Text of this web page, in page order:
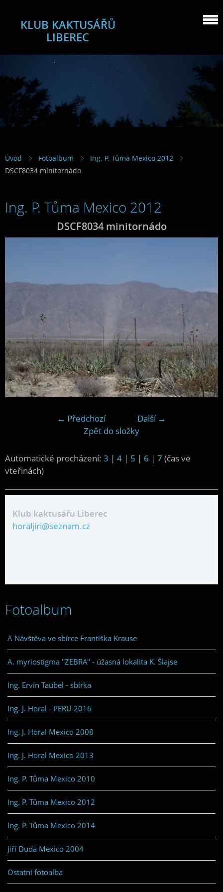
KLUB KAKTUSÁŘŮ
LIBEREC
Úvod Fotoalbum
Ing. P. Tůma Mexico 2012
DSCF8034 minitornádo
Ing. P. Tůma Mexico 2012
DSCF8034 minitornádo
← Předchozí
Další →
Zpět do složky
Automatické procházení: 3 | 4 | 5 | 6 | 7 (čas ve
vteřinách)
Klub kaktusářu Liberec
horaljiri@seznam.cz
Fotoalbum
A Návštěva ve sbírce Františka Krause
A. myriostigma "ZEBRA" - úžasná lokalita K. Šlajse
Ing. Ervín Taübel - sbírka
Ing. J. Horal - PERU 2016
Ing. J. Horal Mexico 2008
Ing. J. Horal Mexico 2013
Ing. P. Tůma Mexico 2010
Ing. P. Tůma Mexico 2012
Ing. P. Tůma Mexico 2014
Jiří Duda Mexico 2004
Ostatní fotoalba